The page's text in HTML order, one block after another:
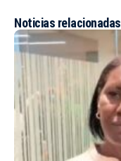
Noticias relacionadas